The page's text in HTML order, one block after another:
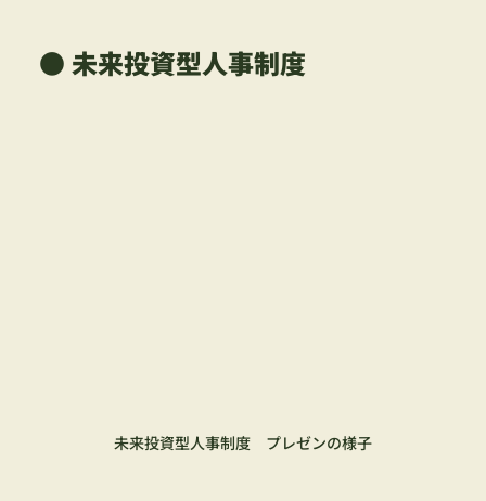
● 未来投資型人事制度
未来投資型人事制度　プレゼンの様子